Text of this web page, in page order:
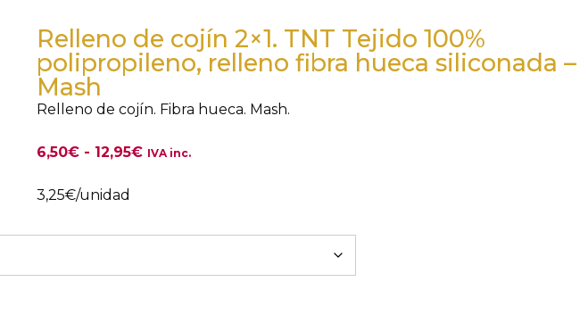
Relleno de cojín 2×1. TNT Tejido 100%
polipropileno, relleno fibra hueca siliconada –
Mash
Relleno de cojín. Fibra hueca. Mash.
6,50€ - 12,95€ IVA inc.
3,25€/unidad